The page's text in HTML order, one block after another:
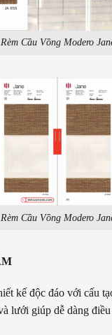
Rèm Cầu Vồng Modero
Rèm Cầu Vồng Modero
kế độc đáo với cấu
lưới giúp dễ dàng